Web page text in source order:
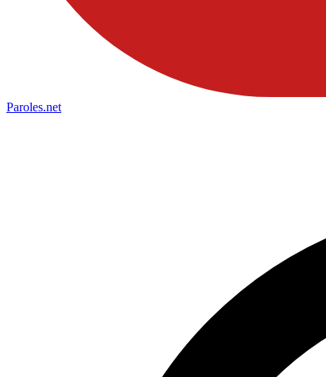
Paroles.net